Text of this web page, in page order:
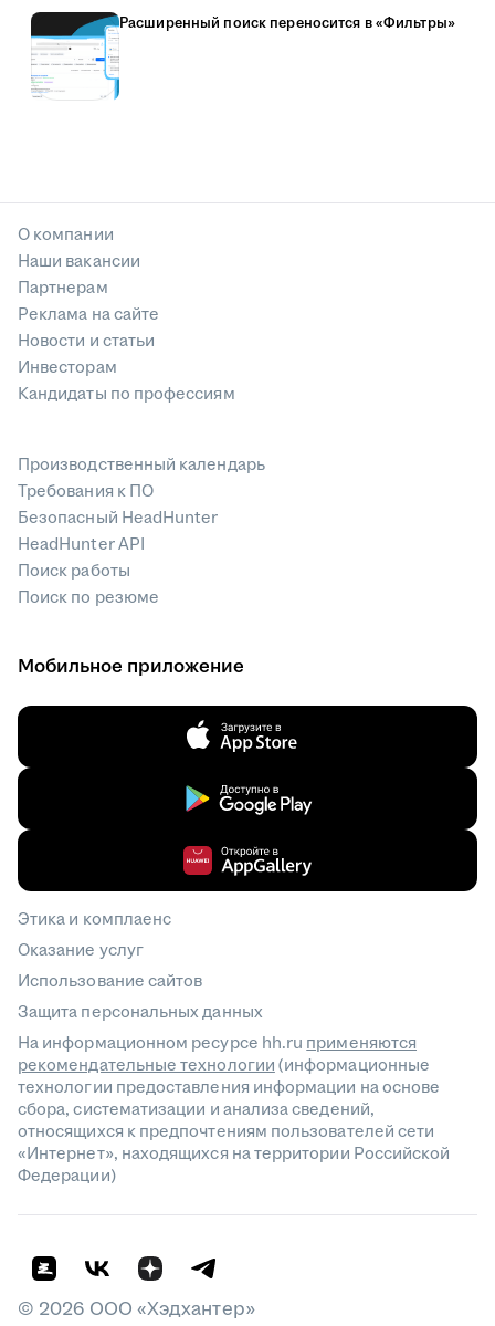
Расширенный поиск переносится в «Фильтры»
О компании
Наши вакансии
Партнерам
Реклама на сайте
Новости и статьи
Инвесторам
Кандидаты по профессиям
Производственный календарь
Требования к ПО
Безопасный HeadHunter
HeadHunter API
Поиск работы
Поиск по резюме
Мобильное приложение
Этика и комплаенс
Оказание услуг
Использование сайтов
Защита персональных данных
На информационном ресурсе hh.ru применяются
рекомендательные технологии(информационные
технологии предоставления информации на основе
сбора, систематизации и анализа сведений,
относящихся к предпочтениям пользователей сети
«Интернет», находящихся на территории Российской
Федерации)
© 2026 ООО «Хэдхантер»